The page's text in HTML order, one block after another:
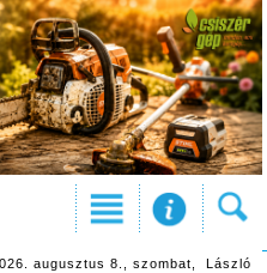
augusztus 8., szombat, László